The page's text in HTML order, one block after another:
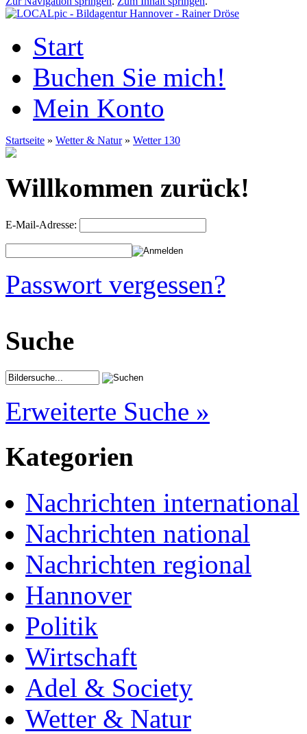
Start
Buchen Sie mich!
Mein Konto
Startseite » Wetter & Natur» Wetter 130
Willkommen zurück!
E-Mail-Adresse:
Passwort vergessen?
Suche
Erweiterte Suche »
Kategorien
Nachrichten international
Nachrichten national
Nachrichten regional
Hannover
Politik
Wirtschaft
Adel & Society
Wetter & Natur